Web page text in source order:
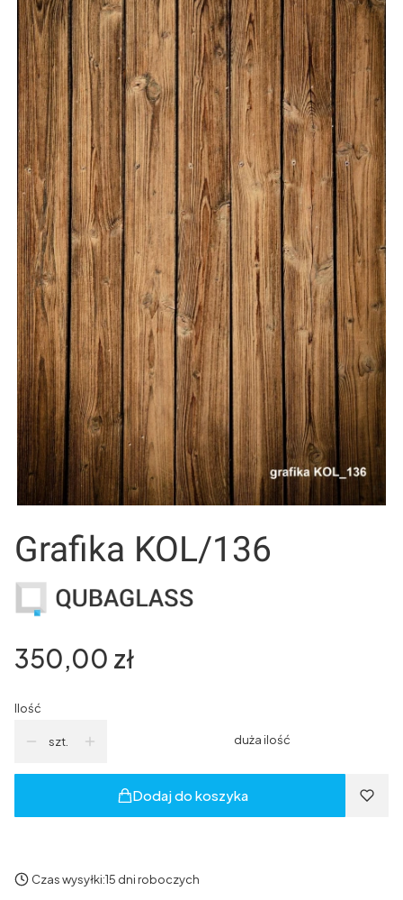
Grafika KOL/136
Cena
350,00 zł
Ilość
szt. duża ilość
Dodaj do koszyka
Czas wysyłki:15 dni roboczych